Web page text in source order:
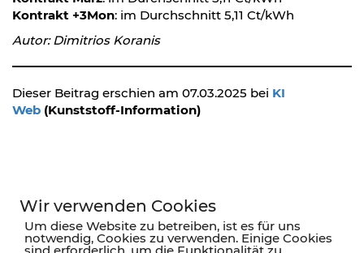
Kontrakt +3Mon: im Durchschnitt 5,11 Ct/kWh
Autor: Dimitrios Koranis
Dieser Beitrag erschien am 07.03.2025 bei KI
Web (Kunststoff-Information)
KORANIS Purchasing Solutions
Wir verwenden Cookies
Um diese Website zu betreiben, ist es für uns
notwendig, Cookies zu verwenden. Einige Cookies